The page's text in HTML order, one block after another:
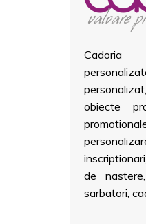
obiecte
de
sarbatori,